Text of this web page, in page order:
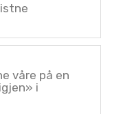
våre på en
i